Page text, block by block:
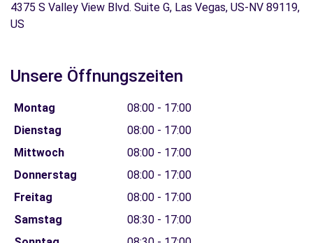
4375 S Valley View Blvd. Suite G, Las Vegas, US-NV 89119,
US
Unsere Öffnungszeiten
Montag
08:00 - 17:00
Dienstag
08:00 - 17:00
Mittwoch
08:00 - 17:00
Donnerstag
08:00 - 17:00
Freitag
08:00 - 17:00
Samstag
08:30 - 17:00